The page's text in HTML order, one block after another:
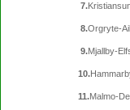
7.
8.Orgryte-
9.Mjallby-
10.
11.Malmo-